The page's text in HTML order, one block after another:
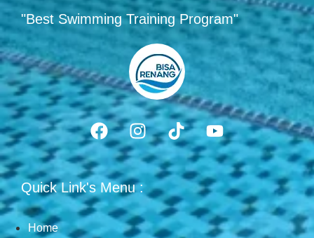
"Best Swimming Training Program"
Quick Link's Menu :
Home